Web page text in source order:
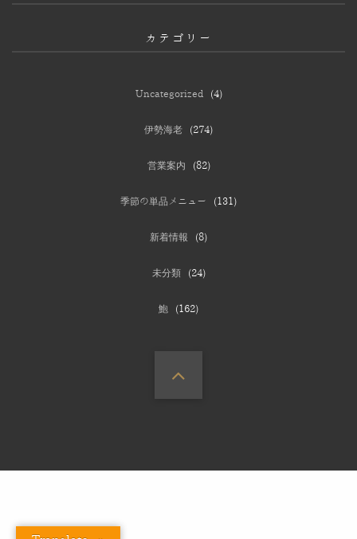
カテゴリー
Uncategorized(4)
伊勢海老 (274)
営業案内 (82)
季節の単品メニュー (131)
新着情報 (8)
未分類(24)
鮑 (162)